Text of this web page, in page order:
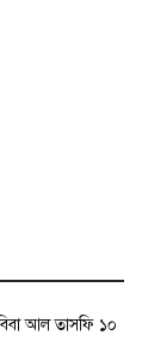
আল তাসফি ১০